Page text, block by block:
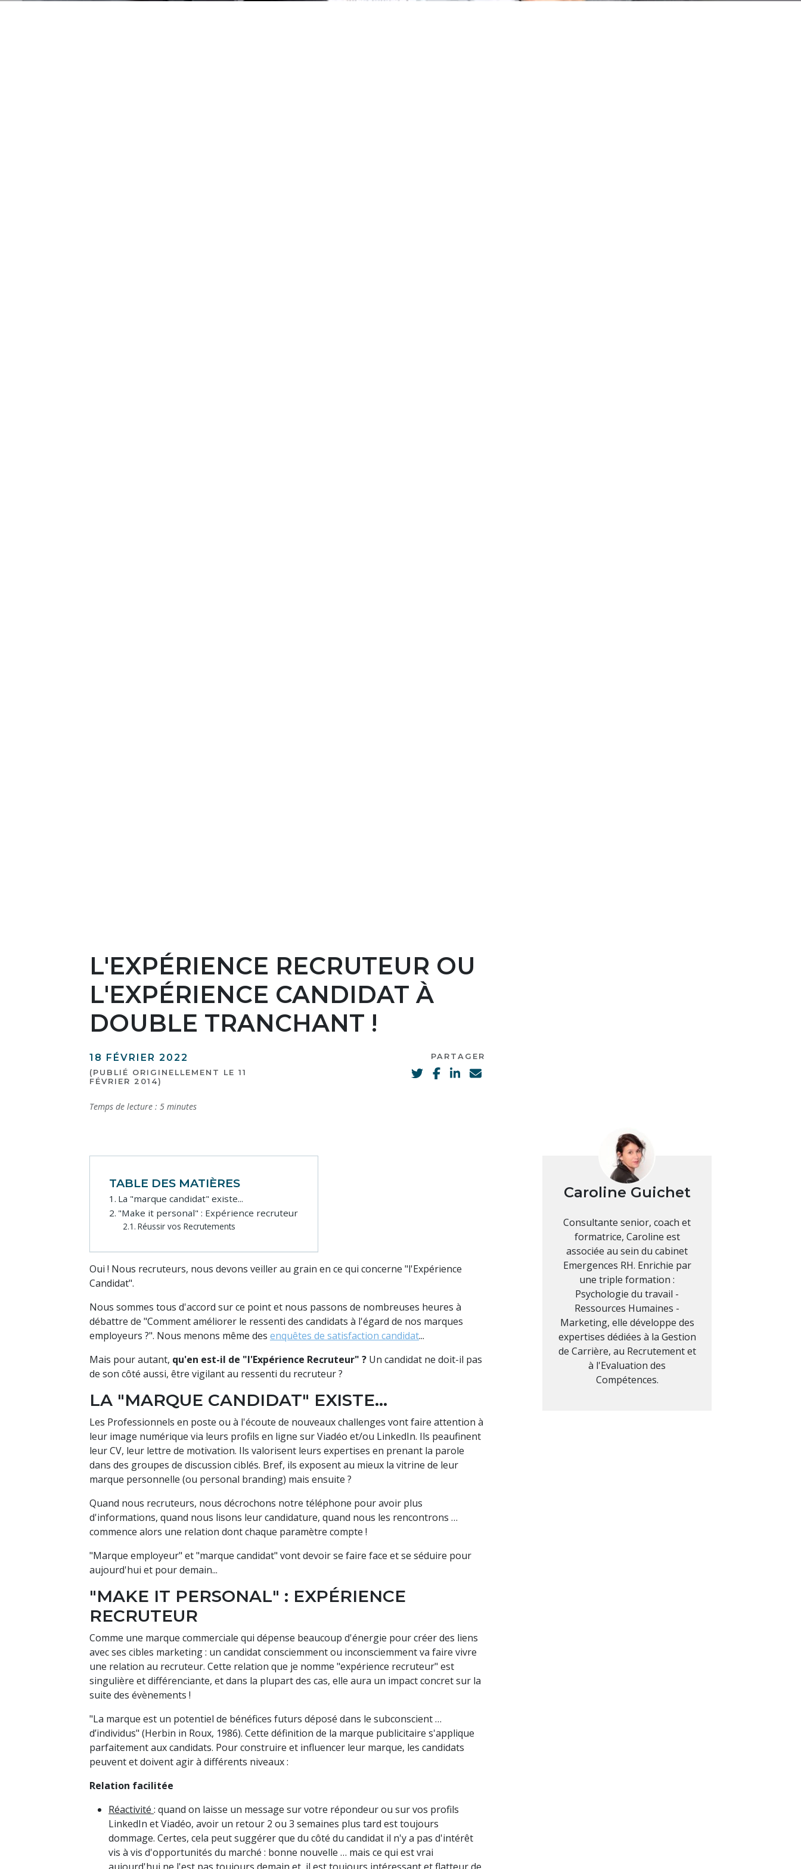
L'EXPÉRIENCE RECRUTEUR OU
L'EXPÉRIENCE CANDIDAT À
DOUBLE TRANCHANT !
18 FÉVRIER 2022
(PUBLIÉ ORIGINELLEMENT LE 11
FÉVRIER 2014)
Temps de lecture : 5 minutes
PARTAGER
TABLE DES MATIÈRES
La "marque candidat" existe...
"Make it personal" : Expérience recruteur
Réussir vos Recrutements
Oui ! Nous recruteurs, nous devons veiller au grain en ce qui concerne "l'Expérience
Candidat".
Nous sommes tous d'accord sur ce point et nous passons de nombreuses heures à
débattre de "Comment améliorer le ressenti des candidats à l'égard de nos marques
employeurs ?". Nous menons même des enquêtes de satisfaction candidat...
Mais pour autant, qu'en est-il de "l'Expérience Recruteur" ? Un candidat ne doit-il pas
de son côté aussi, être vigilant au ressenti du recruteur ?
LA "MARQUE CANDIDAT" EXISTE...
Les Professionnels en poste ou à l'écoute de nouveaux challenges vont faire attention à
leur image numérique via leurs profils en ligne sur Viadéo et/ou LinkedIn. Ils peaufinent
leur CV, leur lettre de motivation. Ils valorisent leurs expertises en prenant la parole
dans des groupes de discussion ciblés. Bref, ils exposent au mieux la vitrine de leur
marque personnelle (ou personal branding) mais ensuite ?
Quand nous recruteurs, nous décrochons notre téléphone pour avoir plus
d'informations, quand nous lisons leur candidature, quand nous les rencontrons …
commence alors une relation dont chaque paramètre compte !
"Marque employeur" et "marque candidat" vont devoir se faire face et se séduire pour
aujourd'hui et pour demain...
"MAKE IT PERSONAL" : EXPÉRIENCE
RECRUTEUR
Comme une marque commerciale qui dépense beaucoup d'énergie pour créer des liens
avec ses cibles marketing : un candidat consciemment ou inconsciemment va faire vivre
une relation au recruteur. Cette relation que je nomme "expérience recruteur" est
singulière et différenciante, et dans la plupart des cas, elle aura un impact concret sur la
suite des évènements !
"La marque est un potentiel de bénéfices futurs déposé dans le subconscient …
d’individus" (Herbin in Roux, 1986). Cette définition de la marque publicitaire s'applique
parfaitement aux candidats. Pour construire et influencer leur marque, les candidats
peuvent et doivent agir à différents niveaux :
Relation facilitée
Réactivité : quand on laisse un message sur votre répondeur ou sur vos profils
LinkedIn et Viadéo, avoir un retour 2 ou 3 semaines plus tard est toujours
dommage. Certes, cela peut suggérer que du côté du candidat il n'y a pas d'intérêt
vis à vis d'opportunités du marché : bonne nouvelle … mais ce qui est vrai
Caroline Guichet
Consultante senior, coach et
formatrice, Caroline est
associée au sein du cabinet
Emergences RH. Enrichie par
une triple formation :
Psychologie du travail -
Ressources Humaines -
Marketing, elle développe des
expertises dédiées à la Gestion
de Carrière, au Recrutement et
à l'Evaluation des
Compétences.